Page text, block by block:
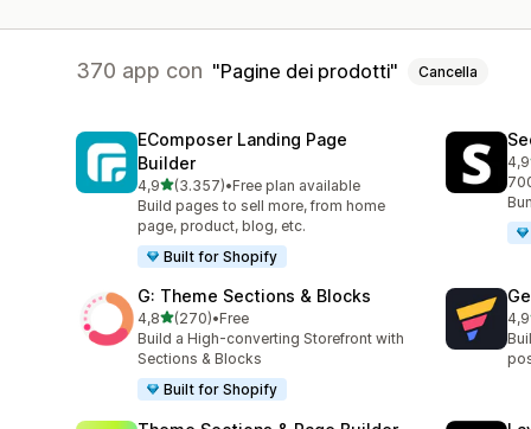
370 app con Pagine dei prodotti Cancella
EComposer Landing Page
Builder
4,9stelle su 5
(3.357)
3357 recensioni totali
•Free plan available
Build pages to sell more, from home
page, product, blog, etc.
Built for Shopify
4,9
G: Theme Sections & Blocks
4,8stelle su 5
(270)
270 recensioni totali
•Free
Build a High-converting Storefront with
Sections & Blocks
Built for Shopify
4,9